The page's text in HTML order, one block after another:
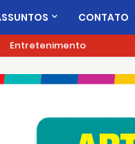
CONTATO
Entretenimento